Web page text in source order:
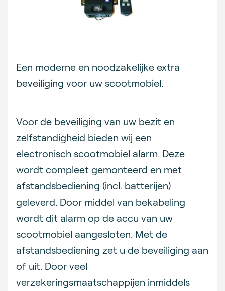
Description
Een moderne en noodzakelijke extra
beveiliging voor uw scootmobiel.
Voor de beveiliging van uw bezit en
zelfstandigheid bieden wij een
electronisch scootmobiel alarm. Deze
wordt compleet gemonteerd en met
afstandsbediening (incl. batterijen)
geleverd. Door middel van bekabeling
wordt dit alarm op de accu van uw
scootmobiel aangesloten. Met de
afstandsbediening zet u de beveiliging aan
of uit. Door veel
verzekeringsmaatschappijen inmiddels